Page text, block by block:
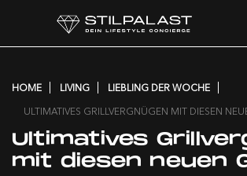
HOME LIVING
LIEBLING DER WOCHE
ULTIMATIVES GRILLVERGNÜGEN MIT DIESEN
Ultimatives
mit diesen neuen